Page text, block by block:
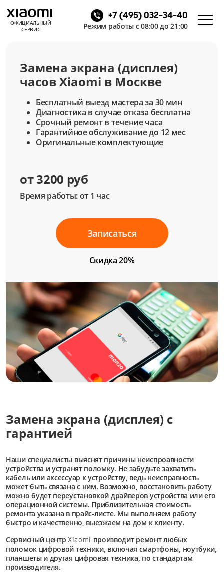
ОФИЦИАЛЬНЫЙ
СЕРВИС
+7 (495) 032-34-40
Режим работы с 08:00 до 21:00
Замена экрана (дисплея)
часов Xiaomi в Москве
Бесплатный выезд мастера за 30 мин
Диагностика в случае отказа бесплатна
Срочный ремонт в течение часа
Гарантийное обслуживание до 12 мес
Оригинальные комплектующие
от 3200 руб
Время работы: от 1 час
Записаться
Скидка 20%
Замена экрана (дисплея) с
гарантией
Наши специалисты выяснят причины неиспроавности
устройства и устранят поломку. Не забудьте захватить
кабель или аксессуар к устройству, ведь неисправность
может быть связана с ним. Возможно, восстановить работу
можно будет переустановкой драйверов устройства или его
операционной системы. Приблизительная стоимость
ремонта указана в прайс-листе. Мы выполняем работу
быстро и качественно, выезжаем на дом к клиенту.
Сервисный центрXiaomi производит ремонт любых
поломок цифровой техники, включая смартфоны, ноутбуки,
планшеты и другая цифровая техника, по стандартам
производителя.